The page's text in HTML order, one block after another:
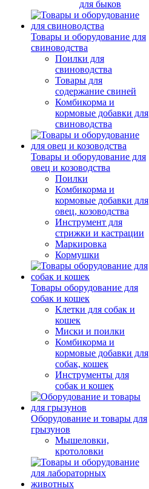
для быков
Товары и оборудование для
свиноводства
Поилки для
свиноводства
Товары для
содержание свиней
Комбикорма и
кормовые добавки для
свиноводства
Товары и оборудование для
овец и козоводства
Поилки
Комбикорма и
кормовые добавки для
овец, козоводства
Инструмент для
стрижки и кастрации
Маркировка
Кормушки
Товары оборудование для
собак и кошек
Клетки для собак и
кошек
Миски и поилки
Комбикорма и
кормовые добавки для
собак, кошек
Инструменты для
собак и кошек
Оборудование и товары для
грызунов
Мышеловки,
кротоловки